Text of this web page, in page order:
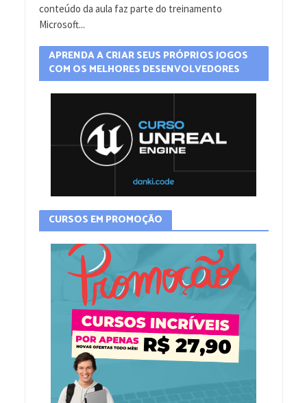
conteúdo da aula faz parte do treinamento
Microsoft...
APRENDA A CRIAR SEUS PRÓPRIOS JOGOS
COM OS MELHORES DESENVOLVEDORES
CURSOS EM PROMOÇÃO